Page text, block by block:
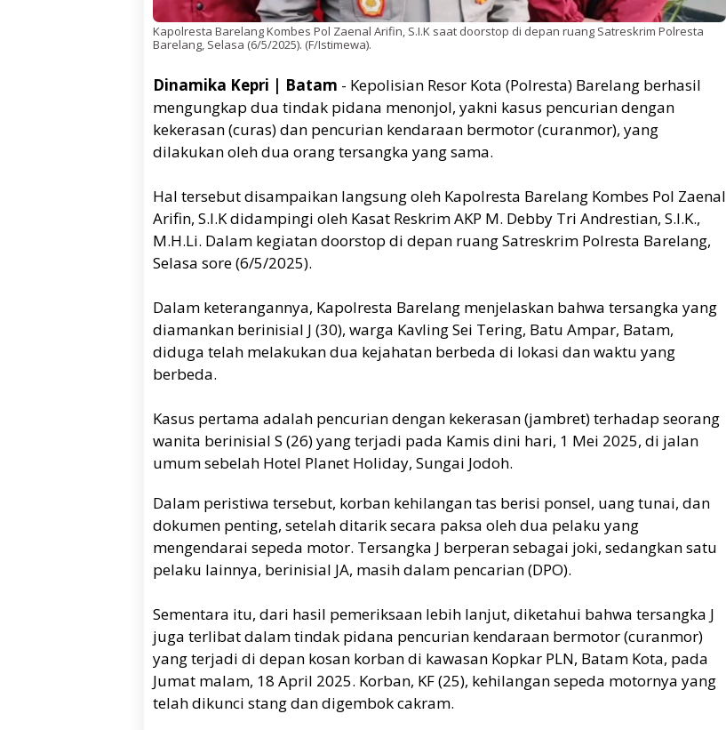
Kapolresta Barelang Kombes Pol Zaenal Arifin, S.I.K saat doorstop di depan ruang Satreskrim Polresta
Barelang, Selasa (6/5/2025). (F/Istimewa).
Dinamika Kepri | Batam - Kepolisian Resor Kota (Polresta) Barelang berhasil
mengungkap dua tindak pidana menonjol, yakni kasus pencurian dengan
kekerasan (curas) dan pencurian kendaraan bermotor (curanmor), yang
dilakukan oleh dua orang tersangka yang sama.
Hal tersebut disampaikan langsung oleh Kapolresta Barelang Kombes Pol Zaenal
Arifin, S.I.K didampingi oleh Kasat Reskrim AKP M. Debby Tri Andrestian, S.I.K.,
M.H.Li. Dalam kegiatan doorstop di depan ruang Satreskrim Polresta Barelang,
Selasa sore (6/5/2025).
Dalam keterangannya, Kapolresta Barelang menjelaskan bahwa tersangka yang
diamankan berinisial J (30), warga Kavling Sei Tering, Batu Ampar, Batam,
diduga telah melakukan dua kejahatan berbeda di lokasi dan waktu yang
berbeda.
Kasus pertama adalah pencurian dengan kekerasan (jambret) terhadap seorang
wanita berinisial S (26) yang terjadi pada Kamis dini hari, 1 Mei 2025, di jalan
umum sebelah Hotel Planet Holiday, Sungai Jodoh.
Dalam peristiwa tersebut, korban kehilangan tas berisi ponsel, uang tunai, dan
dokumen penting, setelah ditarik secara paksa oleh dua pelaku yang
mengendarai sepeda motor. Tersangka J berperan sebagai joki, sedangkan satu
pelaku lainnya, berinisial JA, masih dalam pencarian (DPO).
Sementara itu, dari hasil pemeriksaan lebih lanjut, diketahui bahwa tersangka J
juga terlibat dalam tindak pidana pencurian kendaraan bermotor (curanmor)
yang terjadi di depan kosan korban di kawasan Kopkar PLN, Batam Kota, pada
Jumat malam, 18 April 2025. Korban, KF (25), kehilangan sepeda motornya yang
telah dikunci stang dan digembok cakram.